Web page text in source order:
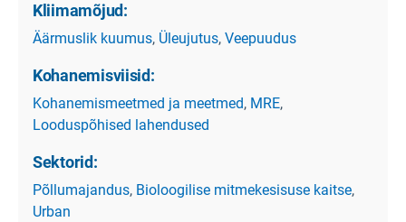
Kliimamõjud:
Äärmuslik kuumus, Üleujutus, Veepuudus
Kohanemisviisid:
Kohanemismeetmed ja meetmed, MRE,
Looduspõhised lahendused
Sektorid:
Põllumajandus, Bioloogilise mitmekesisuse kaitse,
Urban